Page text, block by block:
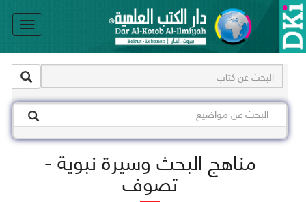
مناهج البحث وسيرة نبوية -
تصوف